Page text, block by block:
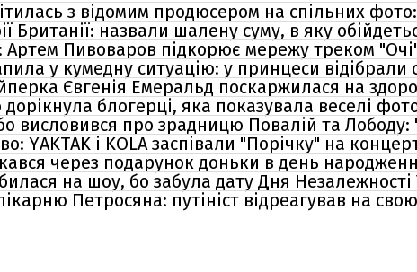
з відомим продюсером на спільних
Британії: назвали шалену суму, в яку
Артем Пивоваров підкорює мережу треком
у кумедну ситуацію: у принцеси відібрали
Євгенія Емеральд поскаржилася на
блогерці, яка показувала веселі фото
висловився про зрадницю Повалій та Лободу:
YAKTAK і KOLA заспівали "Порічку" на
через подарунок доньки в день
на шоу, бо забула дату Дня Незалежності
Петросяна: путініст відреагував на свою